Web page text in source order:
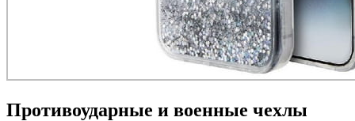
Противоударные и военные чехлы